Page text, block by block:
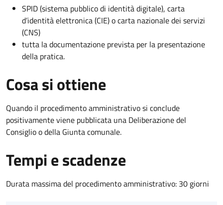
SPID (sistema pubblico di identità digitale), carta
d’identità elettronica (CIE) o carta nazionale dei servizi
(CNS)
tutta la documentazione prevista per la presentazione
della pratica.
Cosa si ottiene
Quando il procedimento amministrativo si conclude
positivamente viene pubblicata una Deliberazione del
Consiglio o della Giunta comunale.
Tempi e scadenze
Durata massima del procedimento amministrativo: 30 giorni